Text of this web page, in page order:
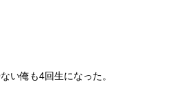
い俺も4回生になった。